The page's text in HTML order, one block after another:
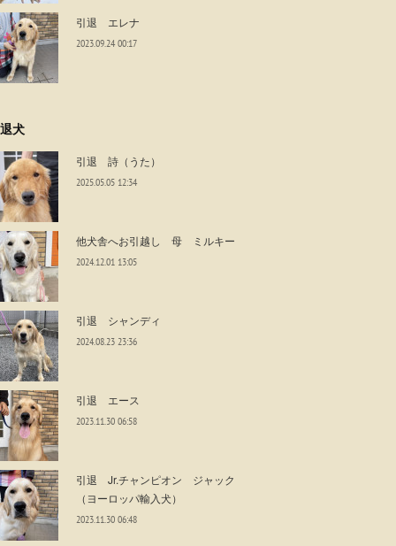
引退 エレナ
2023.09.24 00:17
犬
引退 詩（うた）
2025.05.05 12:34
他犬舎へお引越し 母 ミルキー
2024.12.01 13:05
引退 シャンディ
2024.08.23 23:36
引退 エース
2023.11.30 06:58
引退 Jr.チャンピオン ジャック
（ヨーロッパ輸入犬）
2023.11.30 06:48